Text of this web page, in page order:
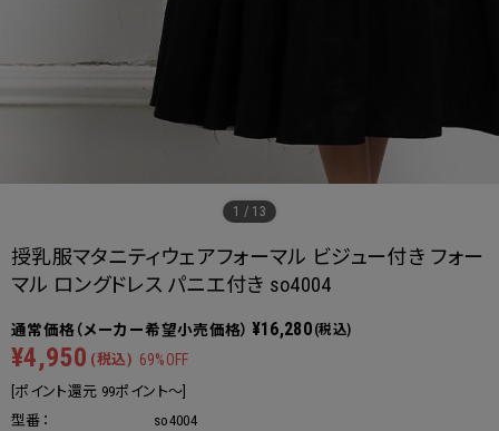
1 / 13
授乳服マタニティウェアフォーマル ビジュー付き フォー
マル ロングドレス パニエ付き so4004
¥16,280 (税込)
¥4,950 (税込) 69%OFF
[ポイント還元 99ポイント～]
型番：
so4004